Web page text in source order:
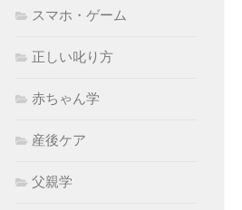
スマホ・ゲーム
正しい叱り方
赤ちゃん学
産後ケア
父親学